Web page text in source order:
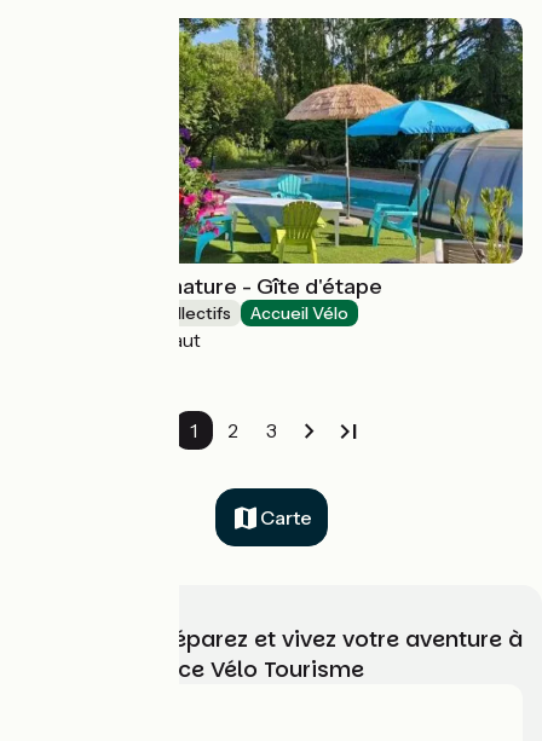
La parenthèse nature - Gîte d'étape
Hébergements collectifs Accueil Vélo
Livinhac-le-Haut
1 2 3
Carte
Choisissez, préparez et vivez votre aventure à
vélo avec France Vélo Tourisme